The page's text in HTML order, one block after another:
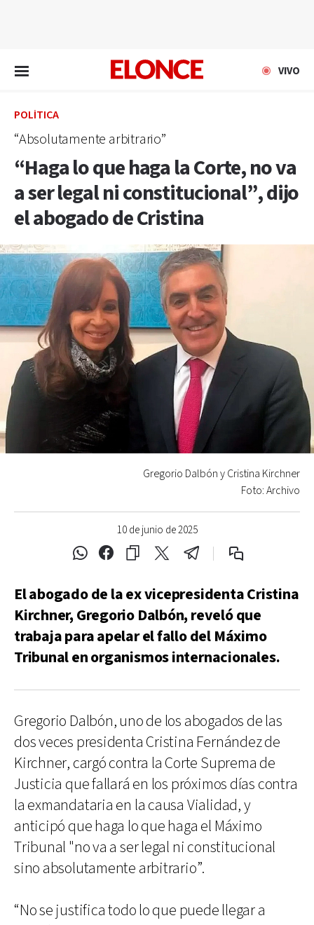
VIVO
POLÍTICA
“Absolutamente arbitrario”
“Haga lo que haga la Corte, no va
a ser legal ni constitucional”, dijo
el abogado de Cristina
10 de junio de 2025
Gregorio Dalbón y Cristina Kirchner
Foto: Archivo
El abogado de la ex vicepresidenta Cristina
Kirchner, Gregorio Dalbón, reveló que
trabaja para apelar el fallo del Máximo
Tribunal en organismos internacionales.
Gregorio Dalbón, uno de los abogados de las
dos veces presidenta Cristina Fernández de
Kirchner, cargó contra la Corte Suprema de
Justicia que fallará en los próximos días contra
la exmandataria en la causa Vialidad, y
anticipó que haga lo que haga el Máximo
Tribunal "no va a ser legal ni constitucional
sino absolutamente arbitrario”.
“No se justifica todo lo que puede llegar a